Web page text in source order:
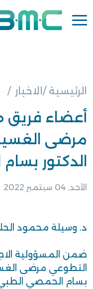
الرئيسية / الاخبار
أعضاء فريق
مرضى
الدكتور
الأحد, 04 سبتمبر 2022
د. وسيلة محمود
ضمن المسؤولية
التطوعي مرضى
بسام الحمصي